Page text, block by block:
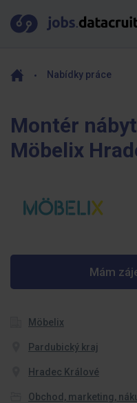
Nabídky práce
Montér
Möbelix
Mám
Möbelix
Pardubický kraj
Hradec Králové
Obchod, marketing,